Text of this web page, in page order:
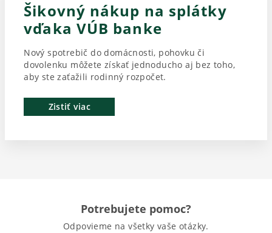
Šikovný nákup na splátky
vďaka VÚB banke
Nový spotrebič do domácnosti, pohovku či
dovolenku môžete získať jednoducho aj bez toho,
aby ste zaťažili rodinný rozpočet.
Zistiť viac
Potrebujete pomoc?
Odpovieme na všetky vaše otázky.